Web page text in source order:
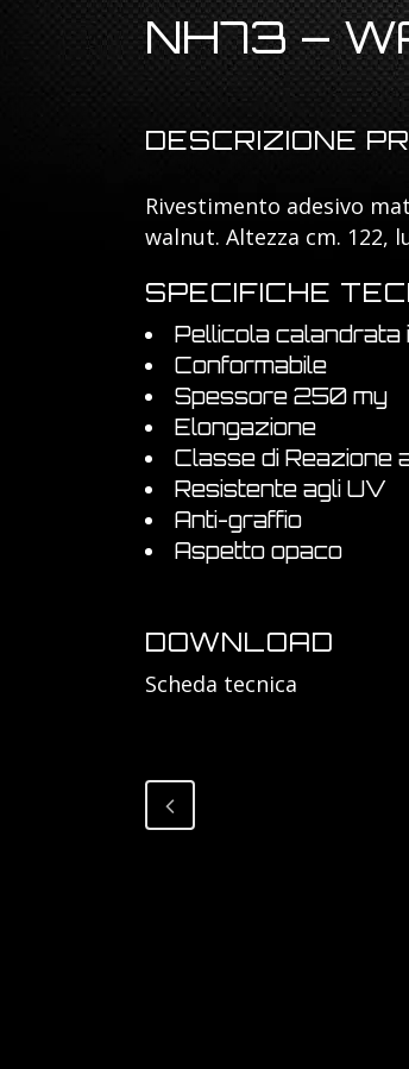
NH73 –
DESCRIZIONE
Rivestimento adesivo
walnut. Altezza cm. 122,
SPECIFICHE
Pellicola calandrata
Conformabile
Spessore 250 my
Elongazione
Classe di Reazione
Resistente agli UV
Anti-graffio
Aspetto opaco
DOWNLOAD
Scheda tecnica